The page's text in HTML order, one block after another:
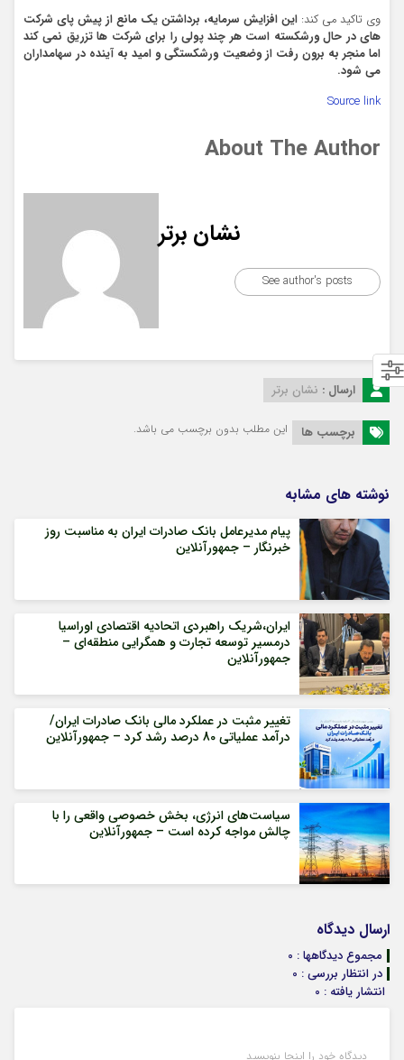
وی تاکید می کند: این افزایش سرمایه، برداشتن یک مانع از پیش پای شرکت
های در حال ورشکسته است هر چند پولی را برای شرکت ها تزریق نمی کند
اما منجر به برون رفت از وضعیت ورشکستگی و امید به آینده در سهامداران
می شود.
Source link
About The Author
نشان برتر
See author's posts
ارسال : نشان برتر
برچسب ها این مطلب بدون برچسب می باشد.
نوشته های مشابه
پیام مدیرعامل بانک صادرات ایران به مناسبت روز
خبرنگار – جمهورآنلاین
ایران،شریک راهبردی اتحادیه اقتصادی اوراسیا
درمسیر توسعه تجارت و همگرایی منطقه‌ای –
جمهورآنلاین
تغییر مثبت در عملکرد مالی بانک صادرات ایران/
درآمد عملیاتی 80 درصد رشد کرد – جمهورآنلاین
سیاست‌های انرژی، بخش خصوصی واقعی را با
چالش مواجه کرده است – جمهورآنلاین
ارسال دیدگاه
مجموع دیدگاهها : 0
در انتظار بررسی : 0
انتشار یافته : 0
دیدگاه خود را اینجا بنویسید